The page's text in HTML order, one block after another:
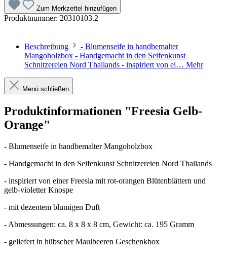
Zum Merkzettel hinzufügen
Produktnummer: 20310103.2
Beschreibung
- Blumenseife in handbemalter
Mangoholzbox - Handgemacht in den Seifenkunst
Schnitzereien Nord Thailands - inspiriert von ei… Mehr
Menü schließen
Produktinformationen "Freesia Gelb-
Orange"
- Blumenseife in handbemalter Mangoholzbox
- Handgemacht in den Seifenkunst Schnitzereien Nord Thailands
- inspiriert von einer Freesia mit rot-orangen Blütenblättern und
gelb-violetter Knospe
- mit dezentem blumigen Duft
- Abmessungen: ca. 8 x 8 x 8 cm, Gewicht: ca. 195 Gramm
- geliefert in hübscher Maulbeeren Geschenkbox